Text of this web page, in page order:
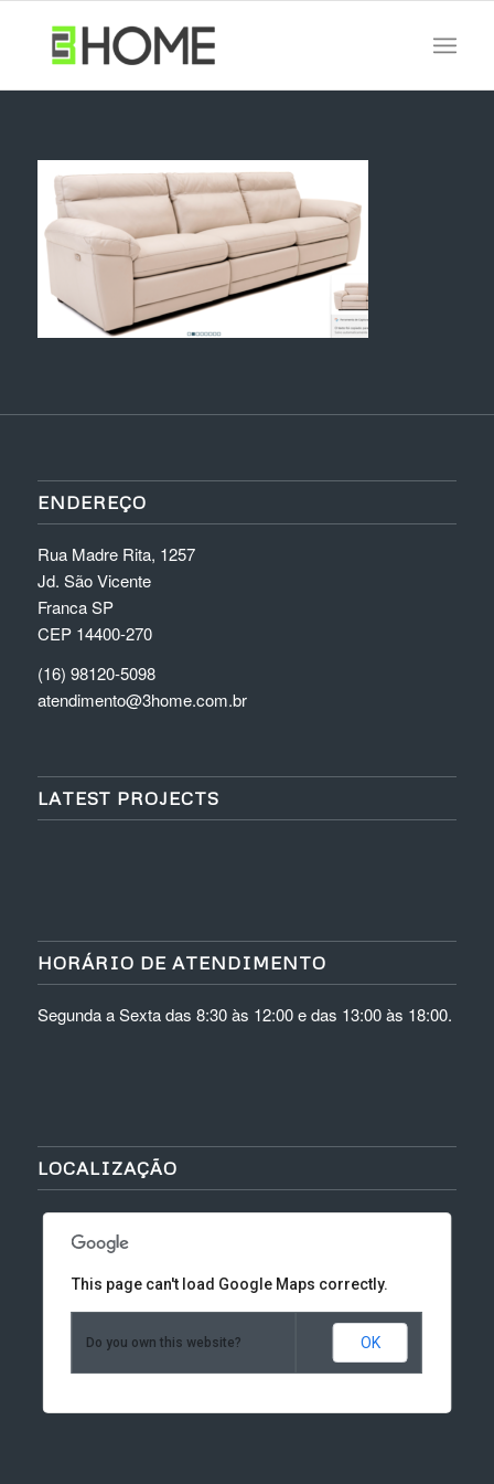
ENDEREÇO
Rua Madre Rita, 1257
Jd. São Vicente
Franca SP
CEP 14400-270
(16) 98120-5098
atendimento@3home.com.br
LATEST PROJECTS
HORÁRIO DE ATENDIMENTO
Segunda a Sexta das 8:30 às 12:00 e das 13:00 às 18:00.
LOCALIZAÇÃO
This page can't load Google Maps correctly.
Do you own this website? OK